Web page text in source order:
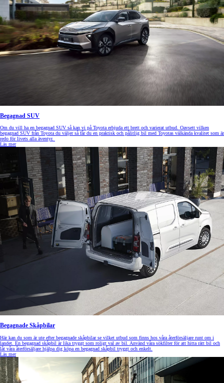
Begagnad SUV
Om du vill ha en begagnad SUV så kan vi på Toyota erbjuda ett brett och varierat utbud. Oavsett vilken
begagnad SUV från Toyota du väljer så får du en praktisk och pålitlig bil med Toyotas välkända kvalitet som är
redo för livets alla äventyr.
Läs mer
Begagnade Skåpbilar
Här kan du som är ute efter begagnade skåpbilar se vilket utbud som finns hos våra återförsäljare runt om i
landet. En begagnad skåpbil är lika tryggt som roligt val av bil. Använd våra sökfilter för att hitta rätt bil och
låt våra återförsäljare hjälpa dig köpa en begagnad skåpbil tryggt och enkelt.
Läs mer